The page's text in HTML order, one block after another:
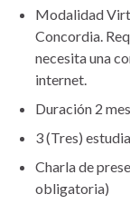
Modalidad
Concordia.
necesita una
internet.
Duración 2
3 (Tres)
Charla de
obligatoria)